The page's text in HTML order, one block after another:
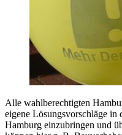
Alle wahlberechtigten
eigene Lösungsvorschläge in
Hamburg einzubringen und